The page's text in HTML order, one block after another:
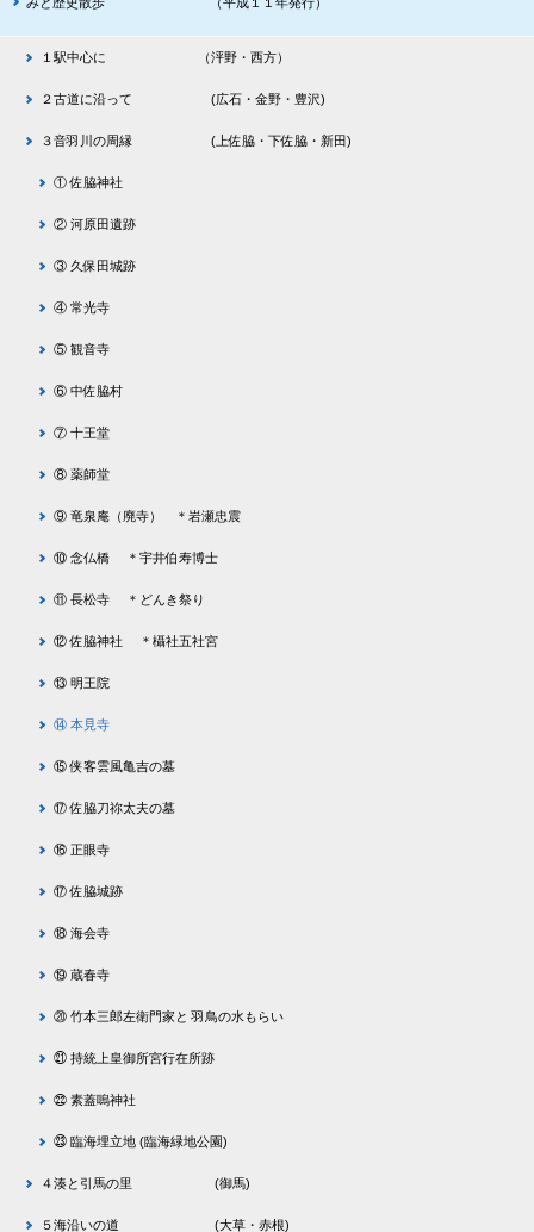
１駅中心に （泙野・西方）
２古道に沿って (広石・金野・豊沢)
３音羽川の周縁 (上佐脇・下佐脇・新田)
① 佐脇神社
② 河原田遺跡
③ 久保田城跡
④ 常光寺
⑤ 観音寺
⑥ 中佐脇村
⑦ 十王堂
⑧ 薬師堂
⑨ 竜泉庵（廃寺） ＊岩瀬忠震
⑩ 念仏橋 ＊宇井伯寿博士
⑪ 長松寺 ＊どんき祭り
⑫ 佐脇神社 ＊欇社五社宮
⑬ 明王院
⑭ 本見寺
⑮ 侠客雲風亀吉の墓
⑰ 佐脇刀祢太夫の墓
⑯ 正眼寺
⑰ 佐脇城跡
⑱ 海会寺
⑲ 蔵春寺
⑳ 竹本三郎左衛門家と 羽鳥の水もらい
㉑ 持統上皇御所宮行在所跡
㉒ 素蓋嗚神社
㉓ 臨海埋立地 (臨海緑地公園)
４湊と引馬の里 (御馬)
５海沿いの道 (大草・赤根)